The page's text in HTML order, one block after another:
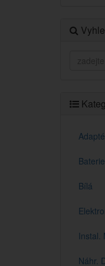
Baterie
Bílá
Instal.
Náhr.